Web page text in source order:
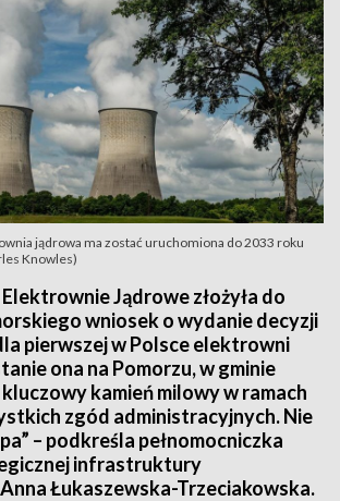
jądrowa ma zostać uruchomiona do 2033 roku
Knowles)
Jądrowe złożyła do
wniosek o wydanie decyzji
pierwszej w Polsce elektrowni
ona na Pomorzu, w gminie
kluczowy kamień milowy w ramach
zgód administracyjnych. Nie
– podkreśla pełnomocniczka
infrastruktury
Łukaszewska-Trzeciakowska.